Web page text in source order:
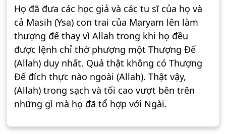
Họ đã đưa các học giả và các tu sĩ của họ và
cả Masih (Ysa) con trai của Maryam lên làm
thượng đế thay vì Allah trong khi họ đều
được lệnh chỉ thờ phượng một Thượng Đế
(Allah) duy nhất. Quả thật không có Thượng
Đế đích thực nào ngoài (Allah). Thật vậy,
(Allah) trong sạch và tối cao vượt bên trên
những gì mà họ đã tổ hợp với Ngài.